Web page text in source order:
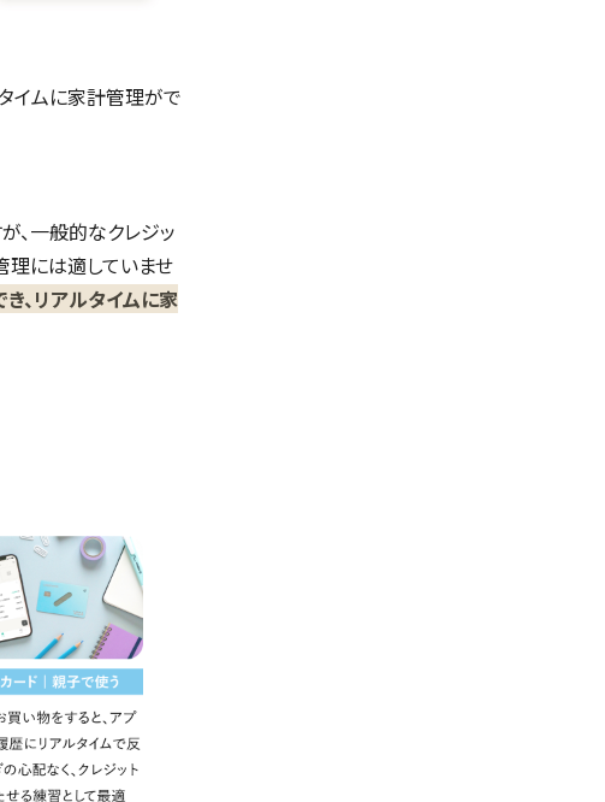
イムに家計管理がで
、一般的なクレジッ
理には適していませ
、リアルタイムに家